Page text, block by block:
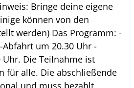
Bringe deine eigene
können von den
werden) Das Programm: -
um 20.30 Uhr -
Uhr. Die Teilnahme ist
für alle. Die abschließende
und muss bezahlt